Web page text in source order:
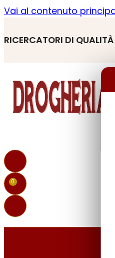
Vai al contenuto
RICERCATORI DI
0